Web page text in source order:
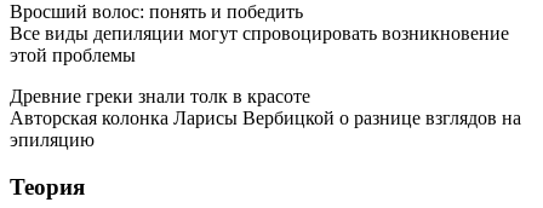
Вросший волос: понять и победить
Все виды депиляции могут спровоцировать возникновение
этой проблемы
Древние греки знали толк в красоте
Авторская колонка Ларисы Вербицкой о разнице взглядов на
эпиляцию
Теория